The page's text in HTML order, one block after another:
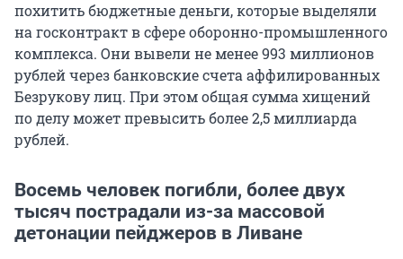
похитить бюджетные деньги, которые выделяли
на госконтракт в сфере оборонно-промышленного
комплекса. Они вывели не менее 993 миллионов
рублей через банковские счета аффилированных
Безрукову лиц. При этом общая сумма хищений
по делу может превысить более 2,5 миллиарда
рублей.
Восемь человек погибли, более двух
тысяч пострадали из-за массовой
детонации пейджеров в Ливане